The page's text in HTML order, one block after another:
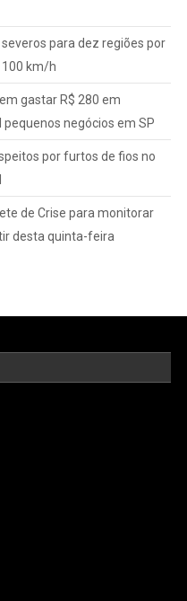
para dez regiões por
100 km/h
gastar R$ 280 em
negócios em SP
por furtos de fios no
de Crise para monitorar
desta quinta-feira